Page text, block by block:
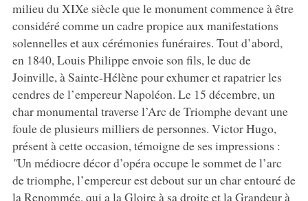
milieu du XIXe siècle que le monument commence à être
considéré comme un cadre propice aux manifestations
solennelles et aux cérémonies funéraires. Tout d’abord,
en 1840, Louis Philippe envoie son fils, le duc de
Joinville, à Sainte-Hélène pour exhumer et rapatrier les
cendres de l’empereur Napoléon. Le 15 décembre, un
char monumental traverse l’Arc de Triomphe devant une
foule de plusieurs milliers de personnes. Victor Hugo,
présent à cette occasion, témoigne de ses impressions :
"Un médiocre décor d’opéra occupe le sommet de l’arc
de triomphe, l’empereur est debout sur un char entouré de
la Renommée, qui a la Gloire à sa droite et la Grandeur à